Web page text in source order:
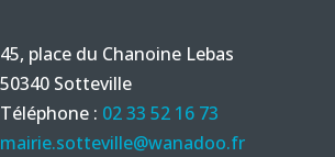
45, place du Chanoine Lebas
50340 Sotteville
Téléphone : 02 33 52 16 73
mairie.sotteville@wanadoo.fr